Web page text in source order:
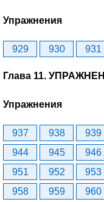
Упражнения
929 930 931
Глава 11.
Упражнения
937 938 939
944
945 946
951
952 953
958
959 960